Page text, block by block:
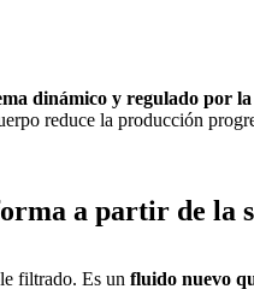
dinámico y regulado por
reduce la producción
a partir de la
filtrado. Es un fluido nuevo